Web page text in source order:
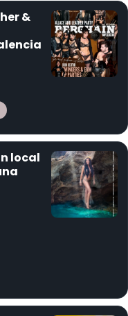
&
local